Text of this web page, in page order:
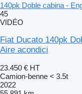
140pk Doble cabina -
45
VIDÉO
Fiat Ducato 140pk
Aire acondici
23.450 € HT
Camion-benne < 3.5t
2022